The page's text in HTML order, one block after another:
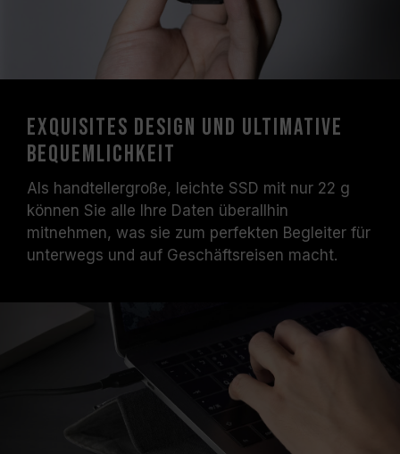
Exquisites Design und ultimative
Bequemlichkeit
Als handtellergroße, leichte SSD mit nur 22 g
können Sie alle Ihre Daten überallhin
mitnehmen, was sie zum perfekten Begleiter für
unterwegs und auf Geschäftsreisen macht.